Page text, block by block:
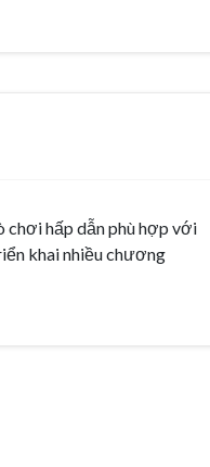
chơi hấp dẫn phù hợp với
khai nhiều chương